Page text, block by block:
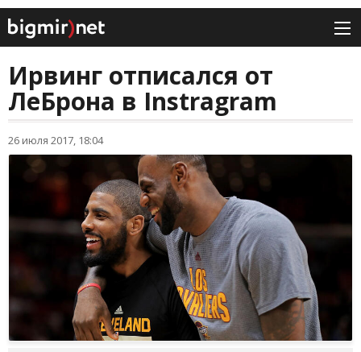
Ирвинг отписался от
ЛеБрона в Instragram
26 июля 2017, 18:04